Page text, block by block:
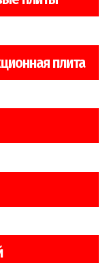
плита